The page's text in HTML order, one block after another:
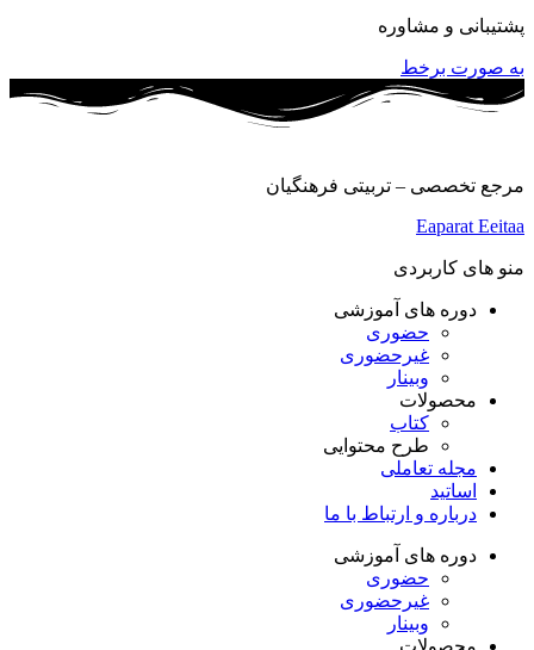
پشتیبانی و مشاوره
به صورت برخط
مرجع تخصصی – تربیتی فرهنگیان
Eaparat Eeitaa
منو های کاربردی
دوره های آموزشی
حضوری
غیرحضوری
وبینار
محصولات
کتاب
طرح محتوایی
مجله تعاملی
اساتید
درباره و ارتباط با ما
دوره های آموزشی
حضوری
غیرحضوری
وبینار
محصولات